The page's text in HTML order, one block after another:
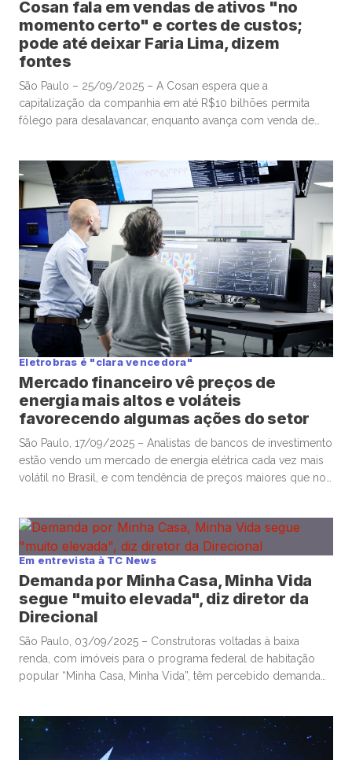
Cosan fala em vendas de ativos "no
momento certo" e cortes de custos;
pode até deixar Faria Lima, dizem
fontes
São Paulo – 25/09/2025 – A Cosan espera que a
capitalização da companhia em até R$10 bilhões permita
fôlego para desalavancar, enquanto avança com venda de
holding da valorizada região da Faria Lima, em […]
Eletrobras é "clara vencedora"
Mercado financeiro vê preços de
energia mais altos e voláteis
favorecendo algumas ações do setor
São Paulo, 17/09/2025 – Analistas de bancos de investimento
estão vendo um mercado de energia elétrica cada vez mais
volátil no Brasil, e com tendência de preços maiores que no
desempenho de algumas ações de elétricas na bolsa neste
ano. […]
Em entrevista à TC News
Demanda por Minha Casa, Minha Vida
segue "muito elevada", diz diretor da
Direcional
São Paulo, 03/09/2025 – Construtoras voltadas à baixa
renda, com imóveis para o programa federal de habitação
popular “Minha Casa, Minha Vida”, têm percebido demanda
Investidores da Direcional Engenharia, Paulo Sousa. “A Selic